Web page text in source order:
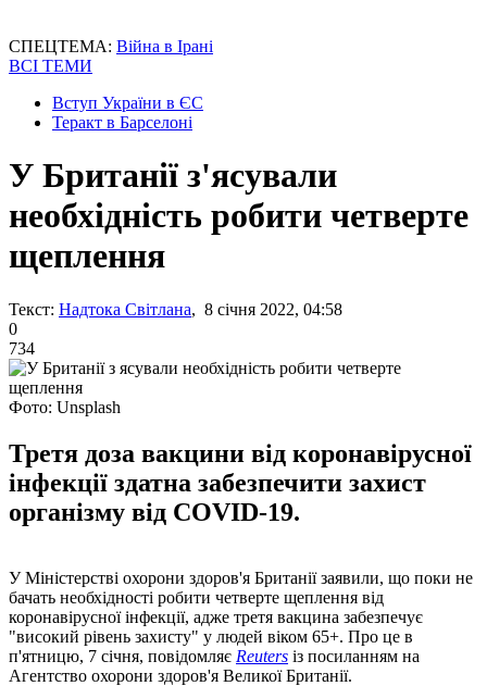
СПЕЦТЕМА: Війна в Ірані
ВСІ ТЕМИ
Вступ України в ЄС
Теракт в Барселоні
У Британії з'ясували
необхідність робити четверте
щеплення
Текст: Надтока Світлана, 8 січня 2022, 04:58
0
734
Фото: Unsplash
Третя доза вакцини від коронавірусної
інфекції здатна забезпечити захист
організму від COVID-19.
У Міністерстві охорони здоров'я Британії заявили, що поки не
бачать необхідності робити четверте щеплення від
коронавірусної інфекції, адже третя вакцина забезпечує
"високий рівень захисту" у людей віком 65+. Про це в
п'ятницю, 7 січня, повідомляє Reuters із посиланням на
Агентство охорони здоров'я Великої Британії.